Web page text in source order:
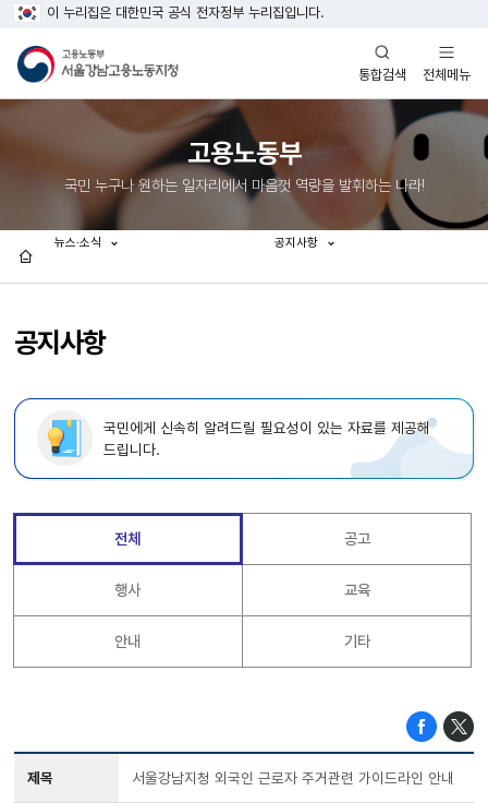
이 누리집은 대한민국 공식 전자정부 누리집입니다.
통합검색
열기
전체메뉴
열기
고용노동부
국민 누구나 원하는 일자리에서 마음껏 역량을 발휘하는 나라!
공지사항
뉴스·소식 공지사항
국민에게 신속히 알려드릴 필요성이 있는 자료를 제공해
드립니다.
전체 공고
행사 교육
안내 기타
제목 서울강남지청 외국인 근로자 주거관련 가이드라인 안내